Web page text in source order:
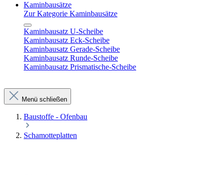
Kaminbausätze
Zur Kategorie Kaminbausätze
Kaminbausatz U-Scheibe
Kaminbausatz Eck-Scheibe
Kaminbausatz Gerade-Scheibe
Kaminbausatz Runde-Scheibe
Kaminbausatz Prismatische-Scheibe
Menü schließen
Baustoffe - Ofenbau
Schamotteplatten